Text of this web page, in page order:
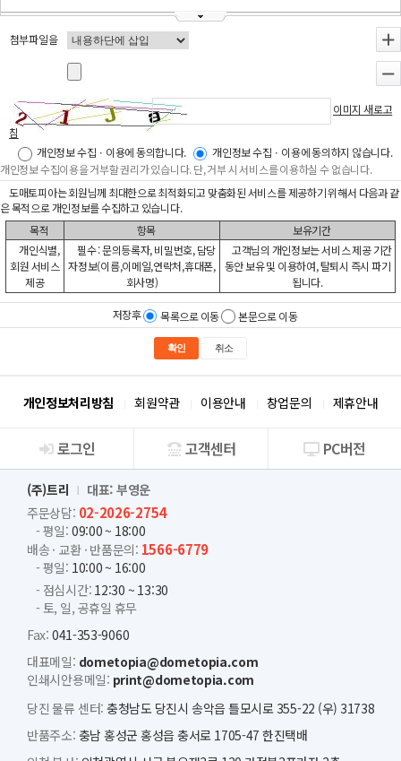
첨부파일을
이미지 새로고
침
개인정보 수집ㆍ이용에 동의합니다.
개인정보 수집ㆍ이용에 동의하지 않습니다.
개인정보 수집이용을 거부할 권리가 있습니다. 단, 거부 시 서비스를 이용하실 수 없습니다.
도매토피아는 회원님께 최대한으로 최적화되고 맞춤화된 서비스를 제공하기 위해서 다음과 같
은 목적으로 개인정보를 수집하고 있습니다.
목적
항목
보유기간
개인식별,
회원 서비스
제공
필수 : 문의등록자, 비밀번호, 담당
자정보(이름,이메일,연락처,휴대폰,
회사명)
고객님의 개인정보는 서비스 제공 기간
동안 보유 및 이용하여, 탈퇴시 즉시 파기
됩니다.
저장후 목록으로 이동 본문으로 이동
확인 취소
개인정보처리방침 회원약관 이용안내 창업문의 제휴안내
회사소개
로그인 고객센터 PC버전
(주)트리
대표: 부영운
주문상담: 02-2026-2754
- 평일: 09:00 ~ 18:00
배송 · 교환 · 반품문의: 1566-6779
- 평일: 10:00 ~ 16:00
- 점심시간: 12:30 ~ 13:30
- 토, 일, 공휴일 휴무
Fax: 041-353-9060
대표메일: dometopia@dometopia.com
인쇄시안용메일: print@dometopia.com
당진 물류 센터: 충청남도 당진시 송악읍 틀모시로 355-22 (우) 31738
반품주소: 충남 홍성군 홍성읍 충서로 1705-47 한진택배